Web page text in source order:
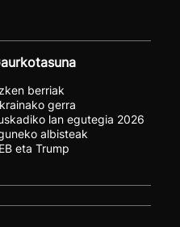
berriak
gerra
lan egutegia 2026
albisteak
eta Trump